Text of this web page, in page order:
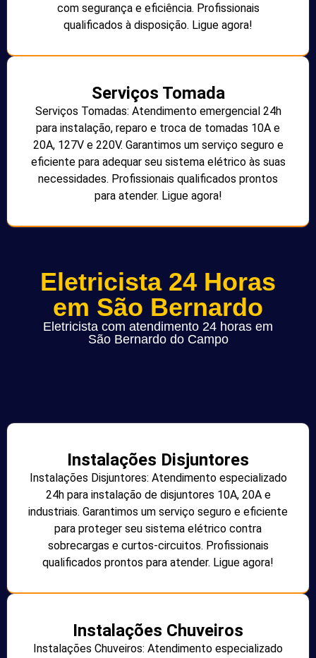
com segurança e eficiência. Profissionais
qualificados à disposição. Ligue agora!
Serviços Tomada
Serviços Tomadas: Atendimento emergencial 24h
para instalação, reparo e troca de tomadas 10A e
20A, 127V e 220V. Garantimos um serviço seguro e
eficiente para adequar seu sistema elétrico às suas
necessidades. Profissionais qualificados prontos
para atender. Ligue agora!
Eletricista 24 Horas
em São Bernardo
Eletricista com atendimento 24 horas em
São Bernardo do Campo
Instalações Disjuntores
Instalações Disjuntores: Atendimento especializado
24h para instalação de disjuntores 10A, 20A e
industriais. Garantimos um serviço seguro e eficiente
para proteger seu sistema elétrico contra
sobrecargas e curtos-circuitos. Profissionais
qualificados prontos para atender. Ligue agora!
Instalações Chuveiros
Instalações Chuveiros: Atendimento especializado